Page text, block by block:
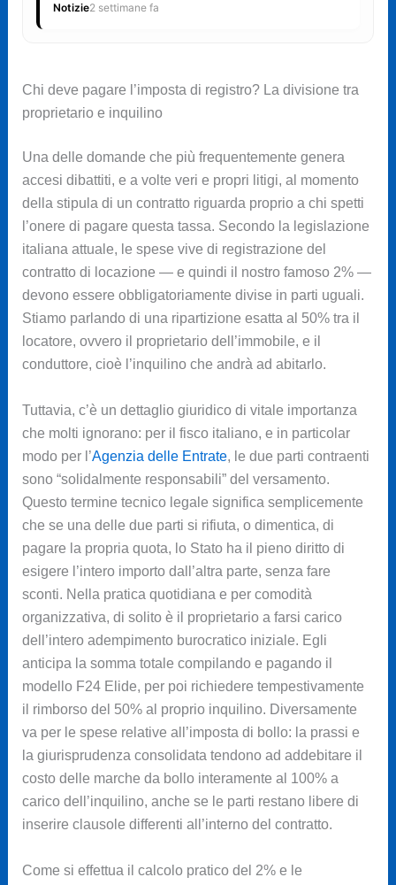
Notizie2 settimane fa
Chi deve pagare l’imposta di registro? La divisione tra
proprietario e inquilino
Una delle domande che più frequentemente genera
accesi dibattiti, e a volte veri e propri litigi, al momento
della stipula di un contratto riguarda proprio a chi spetti
l’onere di pagare questa tassa. Secondo la legislazione
italiana attuale, le spese vive di registrazione del
contratto di locazione — e quindi il nostro famoso 2% —
devono essere obbligatoriamente divise in parti uguali.
Stiamo parlando di una ripartizione esatta al 50% tra il
locatore, ovvero il proprietario dell’immobile, e il
conduttore, cioè l’inquilino che andrà ad abitarlo.
Tuttavia, c’è un dettaglio giuridico di vitale importanza
che molti ignorano: per il fisco italiano, e in particolar
modo per l’Agenzia delle Entrate, le due parti contraenti
sono “solidalmente responsabili” del versamento.
Questo termine tecnico legale significa semplicemente
che se una delle due parti si rifiuta, o dimentica, di
pagare la propria quota, lo Stato ha il pieno diritto di
esigere l’intero importo dall’altra parte, senza fare
sconti. Nella pratica quotidiana e per comodità
organizzativa, di solito è il proprietario a farsi carico
dell’intero adempimento burocratico iniziale. Egli
anticipa la somma totale compilando e pagando il
modello F24 Elide, per poi richiedere tempestivamente
il rimborso del 50% al proprio inquilino. Diversamente
va per le spese relative all’imposta di bollo: la prassi e
la giurisprudenza consolidata tendono ad addebitare il
costo delle marche da bollo interamente al 100% a
carico dell’inquilino, anche se le parti restano libere di
inserire clausole differenti all’interno del contratto.
Come si effettua il calcolo pratico del 2% e le